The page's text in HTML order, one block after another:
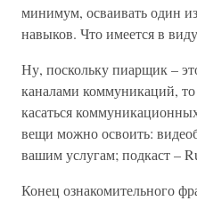
минимум, осваивать один
навыков. Что имеется в
Ну, поскольку пиарщик –
каналами коммуникаций,
касаться
вещи можно освоить:
вашим услугам; подкаст –
Конец ознакомительного